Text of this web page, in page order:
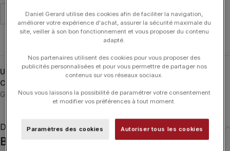
Effacer
UGS : REVEO
Catégories :
GINETTE NY, Mini Ever, Typologies
Description
Bague Ginette NY Mini Ever Onyx Disc Ring
Daniel Gerard utilise des cookies afin de faciliter la navigation,
améliorer votre expérience d'achat, assurer la sécurité maximale du
site, veiller à son bon fonctionnement et vous proposer du contenu
adapté.
Nos partenaires utilisent des cookies pour vous proposer des
publicités personnalisées et pour vous permettre de partager nos
contenus sur vos réseaux sociaux.
Nous vous laissons la possibilité de paramétrer votre consentement
et modifier vos préférences à tout moment.
Paramètres des cookies Autoriser tous les cookies